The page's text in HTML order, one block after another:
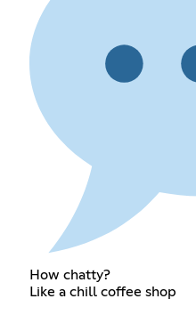
How chatty?
Like a chill coffee shop